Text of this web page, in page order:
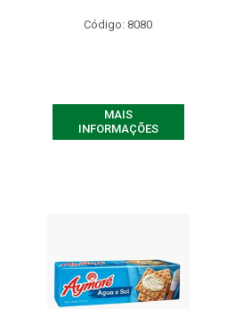
Código: 8080
MAIS
INFORMAÇÕES